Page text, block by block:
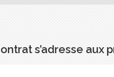
s’adresse